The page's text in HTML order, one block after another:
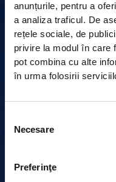
anunțurile, pentru a
a analiza traficul. De
rețele sociale, de
privire la modul în care
pot combina cu alte
în urma folosirii
consimțământului
Necesare
Preferinţe